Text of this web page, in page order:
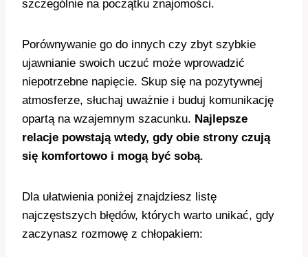
szczególnie na początku znajomości.
Porównywanie go do innych czy zbyt szybkie
ujawnianie swoich uczuć może wprowadzić
niepotrzebne napięcie. Skup się na pozytywnej
atmosferze, słuchaj uważnie i buduj komunikację
opartą na wzajemnym szacunku. Najlepsze
relacje powstają wtedy, gdy obie strony czują
się komfortowo i mogą być sobą.
Dla ułatwienia poniżej znajdziesz listę
najczęstszych błędów, których warto unikać, gdy
zaczynasz rozmowę z chłopakiem: